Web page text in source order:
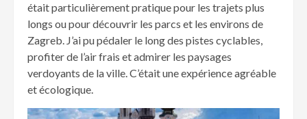
était particulièrement pratique pour les trajets plus
longs ou pour découvrir les parcs et les environs de
Zagreb. J’ai pu pédaler le long des pistes cyclables,
profiter de l’air frais et admirer les paysages
verdoyants de la ville. C’était une expérience agréable
et écologique.